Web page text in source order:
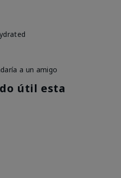
a un amigo
útil esta